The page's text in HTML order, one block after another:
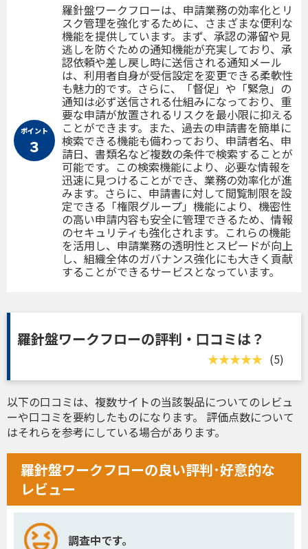
ポイント
３
羅針盤ワークフローは、申請業務の効率化とリ
スク管理を強化するために、さまざまな便利な
機能を提供しています。まず、承認の滞留や見
逃しを防ぐための通知機能が充実しており、承
認依頼や差し戻し時に送信される通知メール
は、利用者自身が受信設定を変更できる柔軟性
も魅力的です。さらに、「督促」や「緊急」の
通知は必ず送信される仕組みになっており、重
要な申請が放置されるリスクを最小限に抑える
ことができます。また、過去の申請書を簡単に
検索できる機能も備わっており、申請者名、申
請日、書類名など複数の条件で検索することが
可能です。この検索機能により、必要な情報を
迅速に見つけることができ、業務の効率化が進
みます。さらに、申請書に対して閲覧制限を設
定できる「権限グループ」機能により、機密性
の高い申請内容も安全に管理できるため、情報
のセキュリティも強化されます。これらの機能
を活用し、申請業務の透明性とスピードが向上
し、組織全体のガバナンス強化にも大きく貢献
することができるサービスとなっています。
羅針盤ワークフローの評判・口コミは？
(5)
以下の口コミは、複数サイトの当該製品についてのレビュ
ーや口コミを要約したものになります。 評価点数について
はそれらを参考にしている場合があります。
羅針盤ワークフローの良い評判･好意的な
レビュー
調査中です。